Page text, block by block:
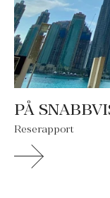
PÅ
Reserapport